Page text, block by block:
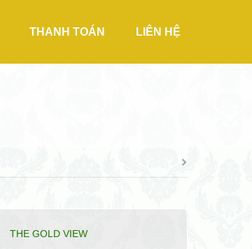
THANH TOÁN LIÊN HỆ
THE GOLD VIEW